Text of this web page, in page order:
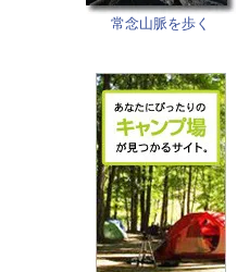
常念山脈を歩く